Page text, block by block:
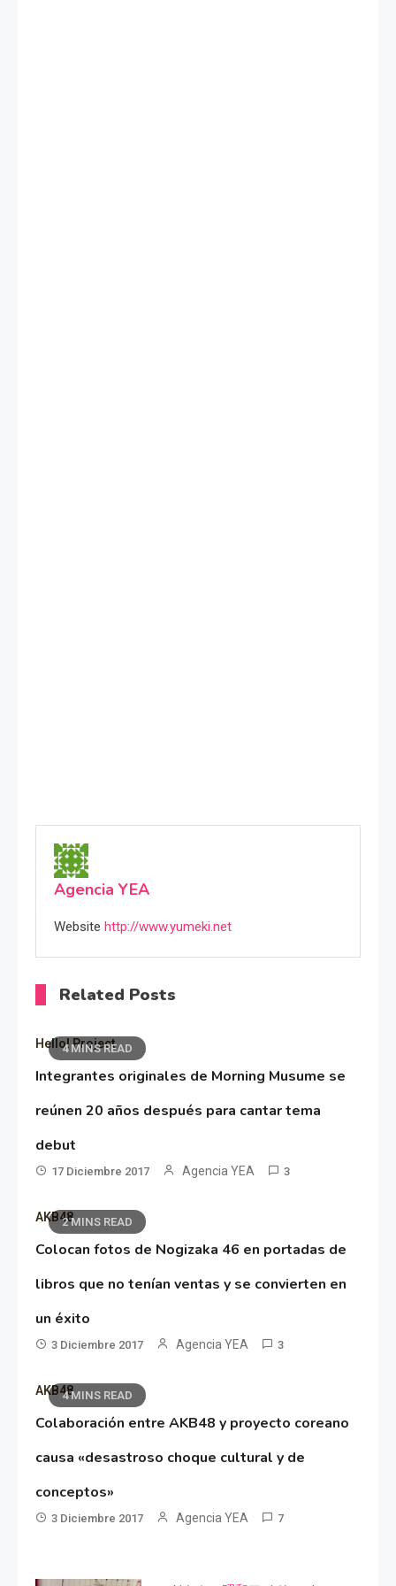
Agencia YEA
Website http://www.yumeki.net
Related Posts
4 MINS READ
Hello! Project
Integrantes originales de Morning Musume se
reúnen 20 años después para cantar tema
debut
17 Diciembre 2017 Agencia YEA 3
2 MINS READ
AKB48
Colocan fotos de Nogizaka 46 en portadas de
libros que no tenían ventas y se convierten en
un éxito
3 Diciembre 2017 Agencia YEA 3
4 MINS READ
AKB48
Colaboración entre AKB48 y proyecto coreano
causa «desastroso choque cultural y de
conceptos»
3 Diciembre 2017 Agencia YEA 7